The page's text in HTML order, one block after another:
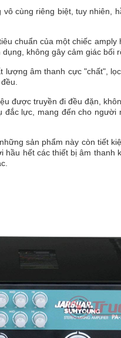
cùng riêng biệt, tuy nhiên,
chuẩn của một chiếc
không gây cảm giác bối
âm thanh cực "chất",
được truyền đi đều đặn,
lực, mang đến cho
sản phẩm này còn tiết
hết các thiết bị âm thanh